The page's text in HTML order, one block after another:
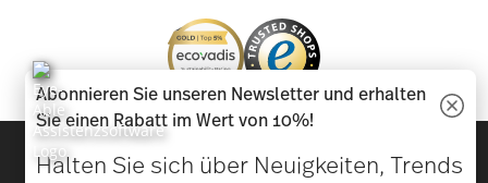
Entdecken Sie unsere Marken
Design & Funktionalität für Ihr Zuhause
Abonnieren Sie unseren Newsletter und erhalten
Sie einen Rabatt im Wert von 10%!
Halten Sie sich über Neuigkeiten, Trends